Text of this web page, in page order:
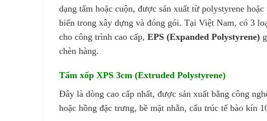
dạng tấm hoặc cuộn, được sản xuất từ polystyrene
biến trong xây dựng và đóng gói. Tại Việt Nam, có 3
cho công trình cao cấp, EPS (Expanded Polystyrene)
chèn hàng.
Tấm xốp XPS 3cm (Extruded Polystyrene)
Đây là dòng cao cấp nhất, được sản xuất bằng công
hoặc hồng đặc trưng, bề mặt nhẵn, cấu trúc tế bào kín